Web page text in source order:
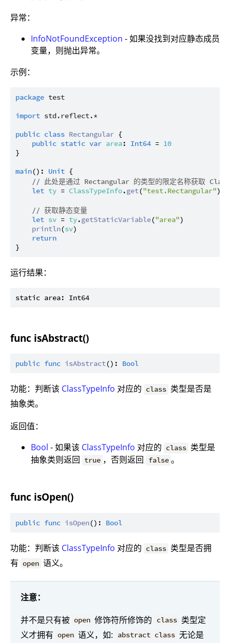
异常：
InfoNotFoundException - 如果没找到对应静态成员
变量，则抛出异常。
示例：
package test
import std.reflect.*
public class Rectangular {
public static var area: Int64 = 10
}
main(): Unit {
// 此处是通过 Rectangular 的类型的限定名称获取
let ty = ClassTypeInfo.get("test.Rectangular")
// 获取静态变量
let sv = ty.getStaticVariable("area")
println(sv)
return
运行结果：
func isAbstract()
public func isAbstract(): Bool
功能：判断该 ClassTypeInfo 对应的 class 类型是否是
抽象类。
返回值：
Bool - 如果该 ClassTypeInfo 对应的 class 类型是
抽象类则返回 true ，否则返回 false 。
func isOpen()
public func isOpen(): Bool
功能：判断该 ClassTypeInfo 对应的 class 类型是否拥
有 open 语义。
注意：
并不是只有被 open 修饰符所修饰的 class 类型定
义才拥有 open 语义，如: abstract class 无论是